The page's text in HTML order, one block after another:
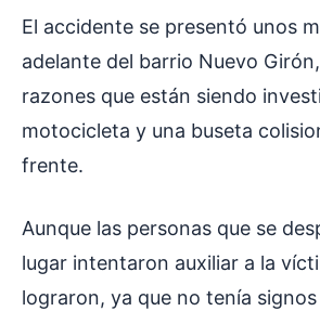
El accidente se presentó unos
adelante del barrio Nuevo
razones que están siendo
motocicleta y una buseta
frente.
Aunque las personas que se
lugar intentaron auxiliar a la
lograron, ya que no tenía